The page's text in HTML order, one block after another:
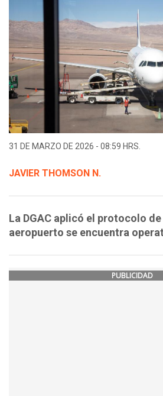
31 DE MARZO DE 2026 - 08:59 HRS.
JAVIER THOMSON N.
La DGAC aplicó el protocolo
aeropuerto se encuentra
PUBLICIDAD